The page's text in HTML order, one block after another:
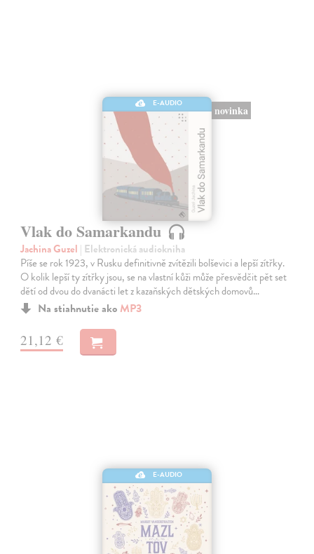
E-AUDIO
novinka
Vlak do Samarkandu
Jachina Guzel | Elektronická audiokniha
Píše se rok 1923, v Rusku definitivně zvítězili bolševici a lepší zítřky.
O kolik lepší ty zítřky jsou, se na vlastní kůži může přesvědčit pět set
dětí od dvou do dvanácti let z kazaňských dětských domovů…
Na stiahnutie ako MP3
21,12 €
E-AUDIO